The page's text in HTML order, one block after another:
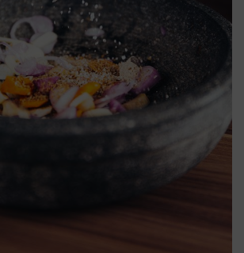
4+
50.000,00até2.000.000,00 ou +